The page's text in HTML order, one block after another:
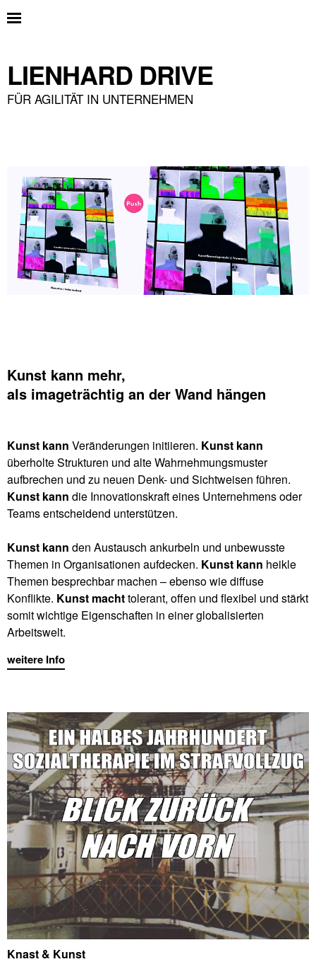
LIENHARD DRIVE
FÜR AGILITÄT IN UNTERNEHMEN
Kunst kann mehr,
als imageträchtig an der Wand hängen
Kunst kann Veränderungen initiieren. Kunst kann
überholte Strukturen und alte Wahrnehmungsmuster
aufbrechen und zu neuen Denk- und Sichtweisen führen.
Kunst kann die Innovationskraft eines Unternehmens oder
Teams entscheidend unterstützen.
Kunst kann den Austausch ankurbeln und unbewusste
Themen in Organisationen aufdecken. Kunst kann heikle
Themen besprechbar machen – ebenso wie diffuse
Konflikte. Kunst machttolerant, offen und flexibel und stärkt
somit wichtige Eigenschaften in einer globalisierten
Arbeitswelt.
weitere Info
Knast & Kunst